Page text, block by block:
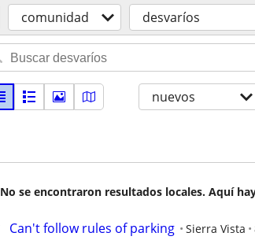
comunidad desvaríos
nuevos
No se encontraron resultados locales. Aquí
Can't follow rules of parking Sierra Vista